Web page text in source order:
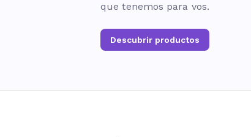
que tenemos para vos.
Descubrir productos